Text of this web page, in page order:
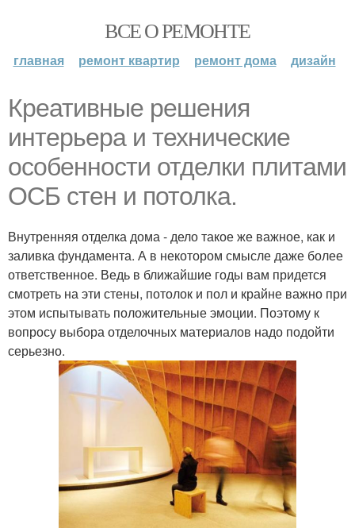
ВСЕ О РЕМОНТЕ
главная ремонт квартир ремонт дома дизайн
Креативные решения
интерьера и технические
особенности отделки плитами
ОСБ стен и потолка.
Внутренняя отделка дома - дело такое же важное, как и
заливка фундамента. А в некотором смысле даже более
ответственное. Ведь в ближайшие годы вам придется
смотреть на эти стены, потолок и пол и крайне важно при
этом испытывать положительные эмоции. Поэтому к
вопросу выбора отделочных материалов надо подойти
серьезно.